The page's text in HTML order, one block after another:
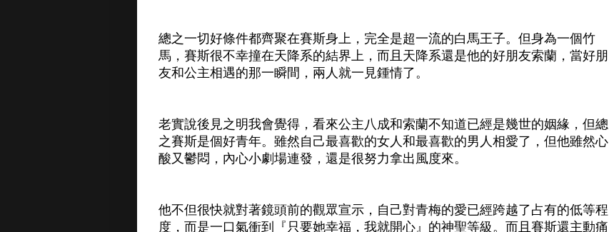
總之一切好條件都齊聚在賽斯身上，完全是超一流的白馬王子。但身為一個竹
馬，賽斯很不幸撞在天降系的結界上，而且天降系還是他的好朋友索蘭，當好朋
友和公主相遇的那一瞬間，兩人就一見鍾情了。
老實說後見之明我會覺得，看來公主八成和索蘭不知道已經是幾世的姻緣，但總
之賽斯是個好青年。雖然自己最喜歡的女人和最喜歡的男人相愛了，但他雖然心
酸又鬱悶，內心小劇場連發，還是很努力拿出風度來。
他不但很快就對著鏡頭前的觀眾宣示，自己對青梅的愛已經跨越了占有的低等程
度，而是一口氣衝到『只要她幸福，我就開心』的神聖等級。而且賽斯還主動痛